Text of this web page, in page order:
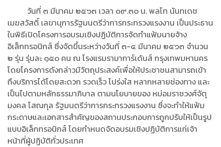
วันที่ ๓ มีนาคม ๒๕๖๓ เวลา ๐๙.๓๐ น. พลโท นันทเดช
เมฆสวัสดิ์ เลขานุการรัฐมนตรีว่าการกระทรวงแรงงาน เป็นประธาน
ในพิธีเปิดโครงการอบรมเชิงปฏิบัติการจัดทำแฟ้มนายจ้าง
อิเล็กทรอนิกส์ ซึ่งจัดขึ้นระหว่างวันที่ ๓-๔ มีนาคม ๒๕๖๓ จำนวน
๒ รุ่น รุ่นละ ๑๕๐ คน ณ โรงแรมรามาการ์เด้นส์ กรุงเทพมหานคร
โดยโครงการดังกล่าวมีวัตถุประสงค์เพื่อให้ประชาชนสามารถเข้า
ถึงบริการได้โดยสะดวก รวดเร็ว โปร่งใส หลากหลายช่องทาง และ
เป็นไปตามหลักธรรมาภิบาล ตามนโยบายของ หม่อมราชวงศ์จัตุ
มงคล โสณกุล รัฐมนตรีว่าการกระทรวงแรงงาน ซึ่งจะทำให้แฟ้ม
กระดาษและเอกสารสำคัญของสถานประกอบการถูกปรับให้เป็นรูป
แบบอิเล็กทรอนิกส์ โดยกำหนดจัดอบรมเชิงปฏิบัติการแก่เจ้า
หน้าที่ผู้ปฏิบัติทั่วประเทศ